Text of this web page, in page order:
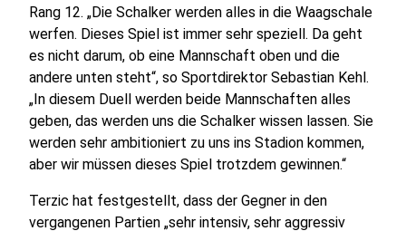
Rang 12. „Die Schalker werden alles in die Waagschale
werfen. Dieses Spiel ist immer sehr speziell. Da geht
es nicht darum, ob eine Mannschaft oben und die
andere unten steht“, so Sportdirektor Sebastian Kehl.
„In diesem Duell werden beide Mannschaften alles
geben, das werden uns die Schalker wissen lassen. Sie
werden sehr ambitioniert zu uns ins Stadion kommen,
aber wir müssen dieses Spiel trotzdem gewinnen.“
Terzic hat festgestellt, dass der Gegner in den
vergangenen Partien „sehr intensiv, sehr aggressiv